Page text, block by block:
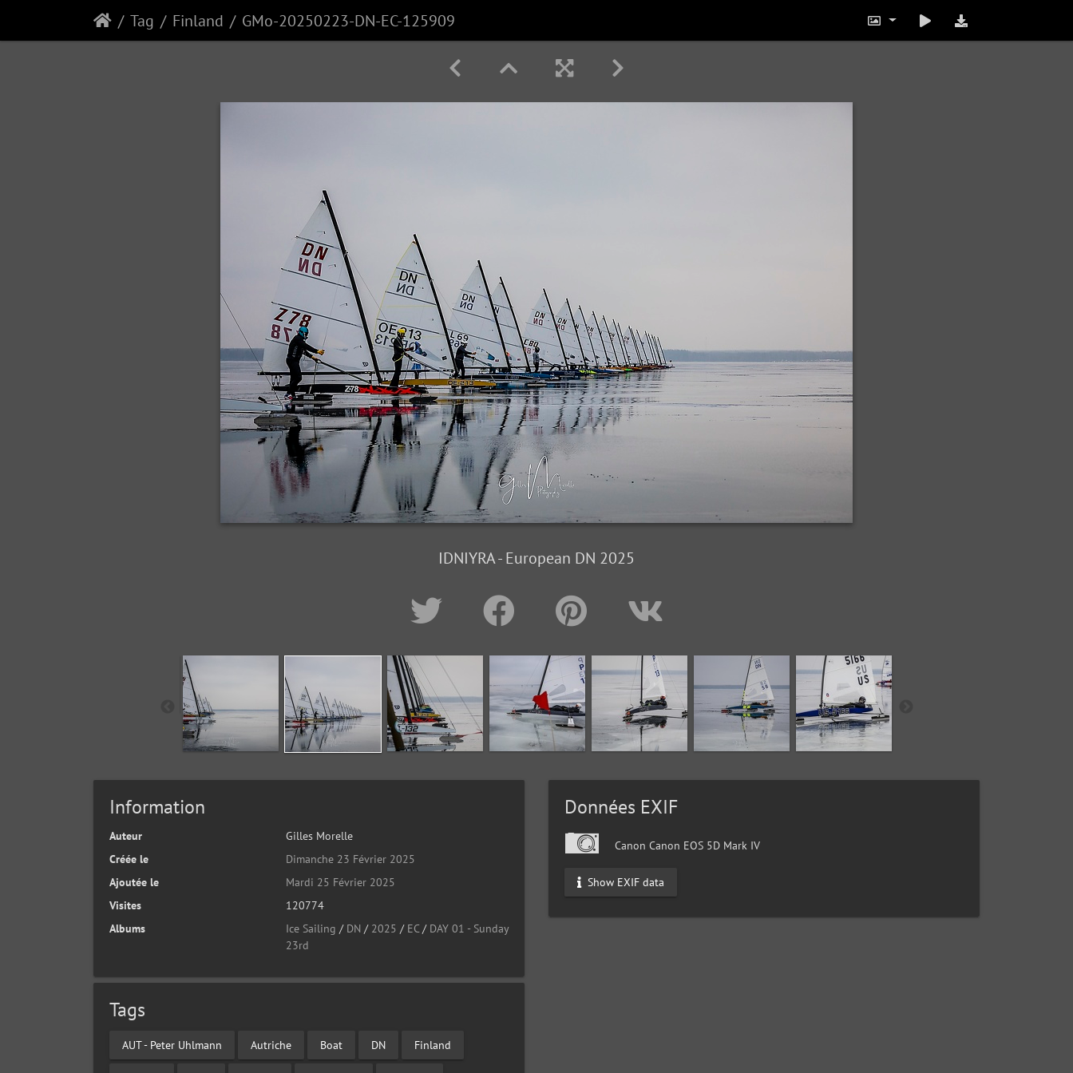
Tag Finland GMo-20250223-DN-EC-125909
IDNIYRA - European DN 2025
Information
Auteur
Gilles Morelle
Créée le
Dimanche 23 Février 2025
Ajoutée le
Mardi 25 Février 2025
Visites
120774
Albums
Ice Sailing / DN/ 2025 / EC/ DAY 01 - Sunday
23rd
Tags
AUT - Peter Uhlmann Autriche Boat DN Finland
Données EXIF
Canon Canon EOS 5D Mark IV
Show EXIF data